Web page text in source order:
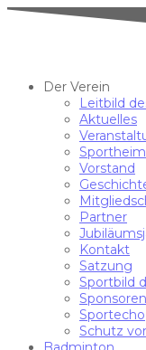
Der Verein
Leitbild
Aktuelles
Sportheim
Vorstand
Partner
Kontakt
Satzung
Sportbild
Sponsoren
Sportecho
Schutz